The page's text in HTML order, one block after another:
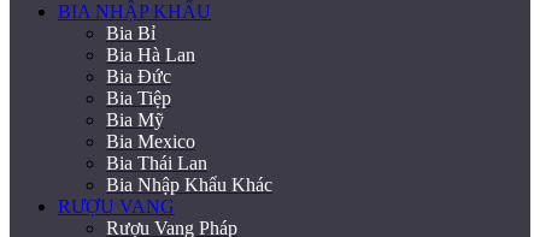
BIA NHẬP KHẨU
Bia Bỉ
Bia Hà Lan
Bia Đức
Bia Tiệp
Bia Mỹ
Bia Mexico
Bia Thái Lan
Bia Nhập Khẩu Khác
RƯỢU VANG
Rượu Vang Pháp